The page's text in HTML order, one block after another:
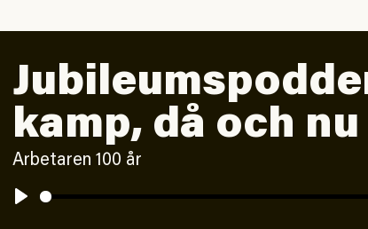
kamp, då och nu
Arbetaren 100 år